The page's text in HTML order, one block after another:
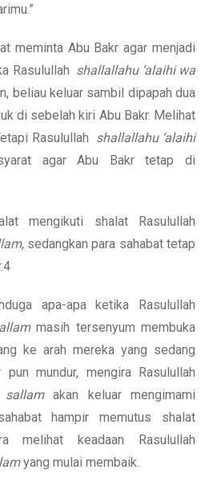
meminta Abu Bakr agar menjadi
Rasulullah shallallahu ‘alaihi wa
beliau keluar sambil dipapah dua
di sebelah kiri Abu Bakr. Melihat
Rasulullah shallallahu ‘alaihi
agar Abu Bakr tetap di
mengikuti shalat Rasulullah
, sedangkan para sahabat tetap
apa-apa ketika Rasulullah
masih tersenyum membuka
ke arah mereka yang sedang
mundur, mengira Rasulullah
akan keluar mengimami
hampir memutus shalat
melihat keadaan Rasulullah
yang mulai membaik.